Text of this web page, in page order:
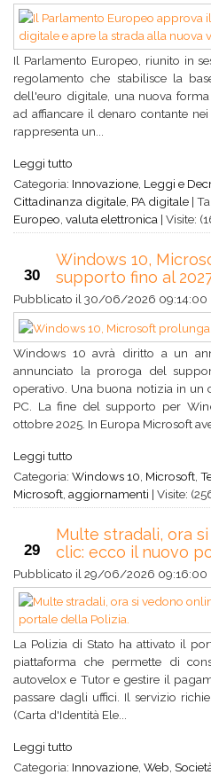
Il Parlamento Europeo, riunito in
regolamento che stabilisce la
dell'euro digitale, una nuova
ad affiancare il denaro contante
rappresenta un...
Leggi tutto
Categoria: Innovazione Leggi e
Cittadinanza digitale PA digitale |
Europeo valuta elettronica | Visite:
30
Windows 10,
supporto fino al
Pubblicato il 30/06/2026 09:14:00
Windows 10 avrà diritto a un
annunciato la proroga del
operativo. Una buona notizia in un
PC. La fine del supporto per
ottobre 2025. In Europa Microsoft
Leggi tutto
Categoria: Windows 10 Microsoft
Microsoft aggiornamenti | Visite:
29
Multe stradali, ora
clic: ecco il nuovo
Pubblicato il 29/06/2026 09:16:00
La Polizia di Stato ha attivato il
piattaforma che permette di
autovelox e Tutor e gestire il
passare dagli uffici. Il servizio
(Carta d'Identità Ele...
Leggi tutto
Categoria: Innovazione Web